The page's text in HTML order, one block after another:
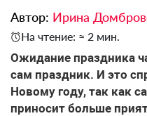
Автор: Ирина
На чтение: ≈ 2 мин.
Ожидание праздника
сам праздник. И это
Новому году, так как
приносит больше